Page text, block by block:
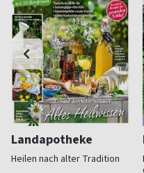
Landapotheke
Heilen nach alter Tradition